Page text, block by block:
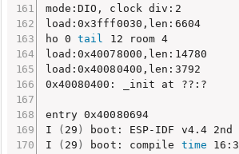
mode:DIO, clock div:2
load:0x3fff0030,len:6604
ho 0 tail
12 room 4
load:0x40078000,len:14780
load:0x40080400,len:3792
0x40080400: _init at ??:?
entry 0x40080694
I
( 29 )
boot: ESP-IDF v4.4
I
( 29 ) boot: compile time